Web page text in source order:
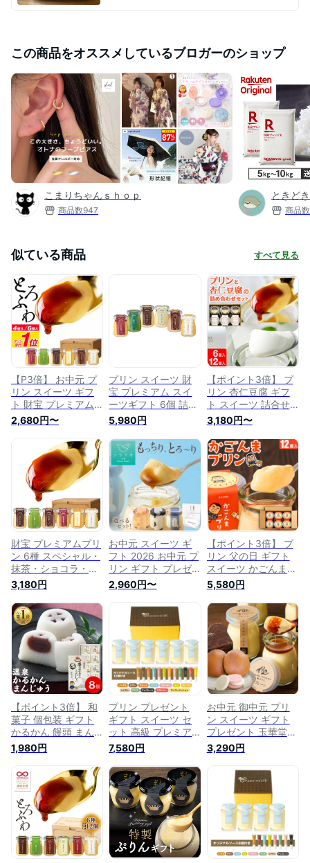
この商品をオススメしているブロガーのショップ
こまりちゃんｓｈｏｐ
商品数947
ときど
商品数
似ている商品 すべて見る
【P3倍】 お中元 プ
リン スイーツ ギフ
ト 財宝 プレミアム
プリン 4個/6個 送料
無料 お取り寄せ 夏
ギフト 2026 御中元
誕生日 プレゼント
贈り物 洋菓子 内祝
い お菓子 6種 チョコ
抹茶 紅はるか 安納
芋 生キャラメル 個
包装 手土産 差し入
れ メッセージカード
選択可
2,680円〜
プリン スイーツ 財
宝 プレミアム スイ
ーツギフト 6個 詰め
合わせ ギフト 抹茶
ショコラ チーズ 紅
はるか 生キャラメル
高級プリン お取り寄
せ お菓子 デザート
瓶 プレゼント セッ
ト 内祝い 誕生日プ
レゼント
5,980円
【ポイント3倍】 プ
リン 杏仁豆腐 ギフ
ト スイーツ 詰合せ
セット 財宝 スペシ
ャルプリンと杏仁豆
腐 各3個入 お取り寄
せ 送料無料 お中元
夏ギフト 御中元
2026 誕生日 プレゼ
ント 贈り物 冷蔵 内
祝い
3,180円〜
財宝 プレミアムプリ
ン 6種 スペシャル・
抹茶・ショコラ・安
納芋・紅はるか・生
キャラメル 各1個 (計
6個) プリン スイー
ツ ギフト
3,180円
お中元 スイーツ ギ
フト 2026 お中元 プ
リン ギフト プレゼ
ント お菓子 送料無
料 お取り寄せ 4個 6
個 かぼちゃプリン
詰め合わせ 高級 贅
沢 固め 女性 お歳暮
カスタードプリン 誕
生日 固めプリン お
取り寄せ スイーツ楽
天 熨斗 御中元
2,960円〜
【ポイント3倍】 プ
リン 父の日 ギフト
スイーツ かごんまプ
リン 素材はすべて鹿
児島県産 財宝 6個入
2箱 送料無料 父の日
ギフト2026 お取り
寄せ お菓子 誕生日
プレゼント こだわり
贈り物 お取り寄せ
内祝い
5,580円
【ポイント3倍】 和
菓子 個包装 ギフト
かるかん 饅頭 まん
じゅう 8個入 1箱 お
菓子 お取り寄せ 送
料無料 楽天 お中元
御中元 夏ギフト
2026 誕生日 プレゼ
ント スイーツ 贈り
物 九州 銘菓 鹿児島
お土産 財宝 温泉水
1,980円
プリン プレゼント
ギフト スイーツ セ
ット 高級 プレミア
ム 洋菓子 ぷりん 喜
ばれる 手作り 贈り
物 お取り寄せスイー
ツ 結婚 出産 内祝い
お祝い 誕生日 送料
無料 御中元 お中元
【第3のプリン『エ
アリー』6個入】
7,580円
お中元 御中元 プリ
ン スイーツ ギフト
プレゼント 玉華堂の
極プリン3個&どら焼
き【掌】2個&生チョ
コクッキーセット 「
スイーツギフト 送料
無料 詰め合わせ ど
ら焼き クッキー 誕
生日プレゼント 高級
デザート お取り寄せ
誕生日 お菓子 夏ギ
フト 暑中見舞い 」
3,290円